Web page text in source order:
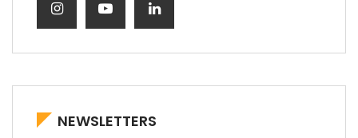
NEWSLETTERS